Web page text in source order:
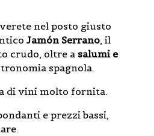
nel posto giusto
Jamón Serrano, il
crudo, oltre a salumi e
spagnola.
di vini molto fornita.
e prezzi bassi,